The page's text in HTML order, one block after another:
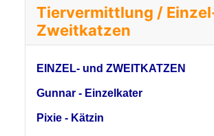
Tiervermittlung /
Zweitkatzen
EINZEL- und ZWEITKATZEN
Gunnar - Einzelkater
Pixie - Kätzin